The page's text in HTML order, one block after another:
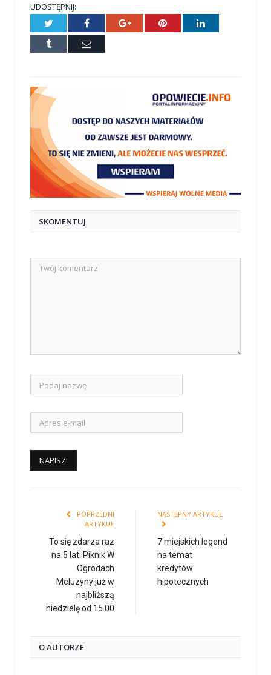
UDOSTĘPNIJ:
Twitter Facebook Google+ Pinterest LinkedIn
Tumblr
E-
SKOMENTUJ
POPRZEDNI
ARTYKUŁ
To się zdarza raz
na 5 lat: Piknik W
Ogrodach
Meluzyny już w
najbliższą
niedzielę od 15.00
NASTĘPNY ARTYKUŁ
7 miejskich legend
na temat
kredytów
hipotecznych
O AUTORZE